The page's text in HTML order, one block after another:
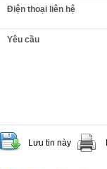
Điện thoại liên hệ
Yêu cầu
Lưu tin này